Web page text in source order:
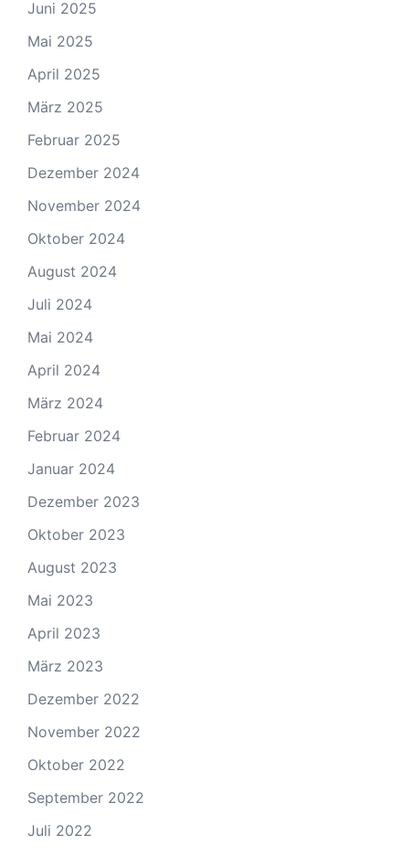
Juni 2025
Mai 2025
April 2025
März 2025
Februar 2025
Dezember 2024
November 2024
Oktober 2024
August 2024
Juli 2024
Mai 2024
April 2024
März 2024
Februar 2024
Januar 2024
Dezember 2023
Oktober 2023
August 2023
Mai 2023
April 2023
März 2023
Dezember 2022
November 2022
Oktober 2022
September 2022
Juli 2022